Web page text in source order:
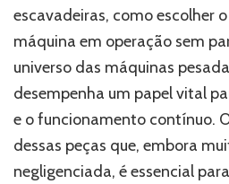
essencial
para
evitar
paradas
na
escavadeira
escavadeiras, como escolher
máquina em operação sem
universo das máquinas
desempenha um papel vital
e o funcionamento contínuo.
dessas peças que, embora
negligenciada, é essencial